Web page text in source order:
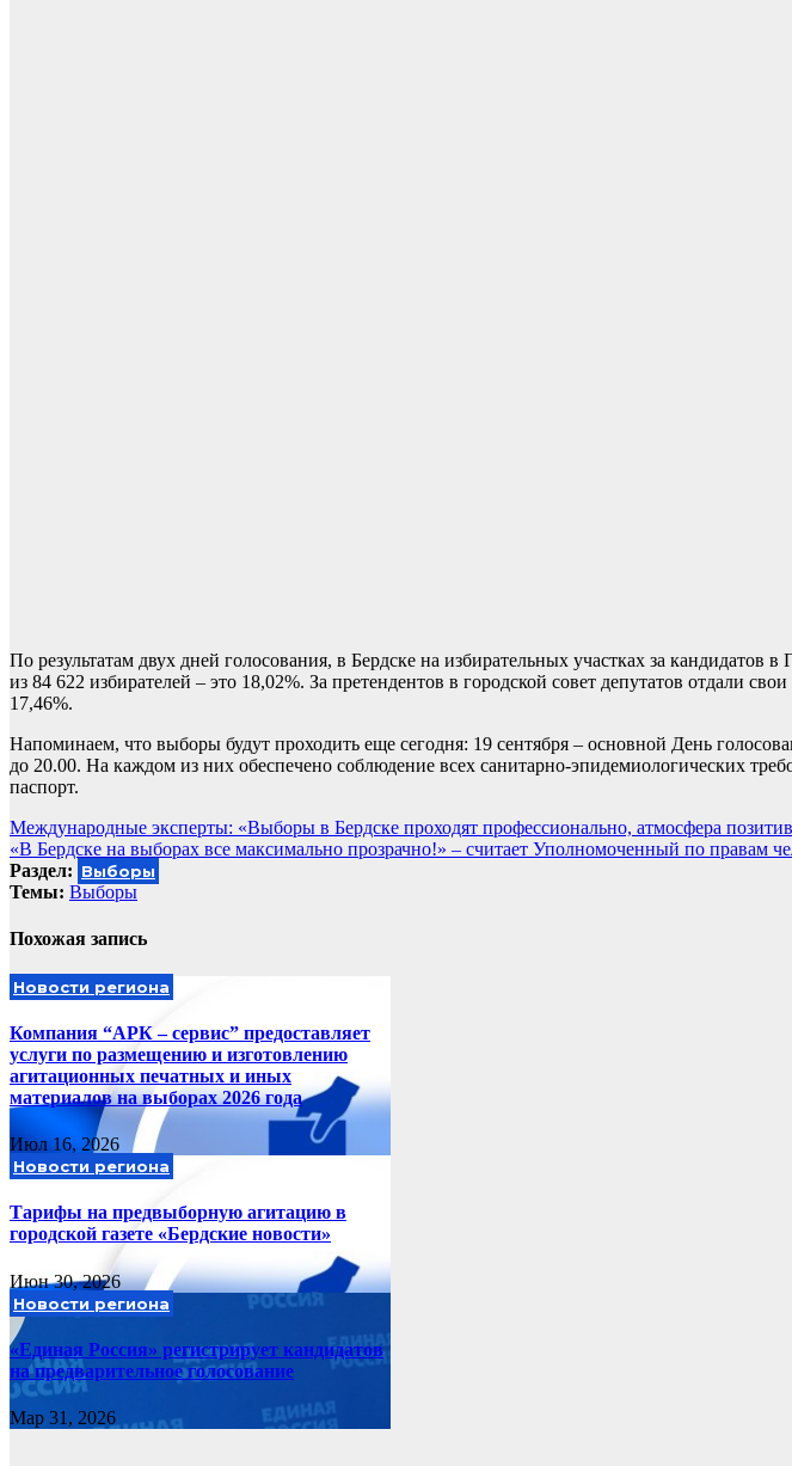
По результатам двух дней голосования, в Бердске на избирательных участках за кандидатов
из 84 622 избирателей – это 18,02%. За претендентов в городской совет депутатов отдали
17,46%.
Напоминаем, что выборы будут проходить еще сегодня: 19 сентября – основной День
до 20.00. На каждом из них обеспечено соблюдение всех санитарно-эпидемиологических
паспорт.
Навигация
по
записям
Международные эксперты: «Выборы в Бердске проходят профессионально, атмосфера
«В Бердске на выборах все максимально прозрачно!» – считает Уполномоченный по правам
Раздел: Выборы
Темы: Выборы
Похожая запись
Новости региона
Компания “АРК – сервис” предоставляет
услуги по размещению и изготовлению
агитационных печатных и иных
материалов на выборах 2026 года
Июл 16, 2026
Новости региона
Тарифы на предвыборную агитацию в
городской газете «Бердские новости»
Июн 30, 2026
Новости региона
«Единая Россия» регистрирует кандидатов
на предварительное голосование
Мар 31, 2026